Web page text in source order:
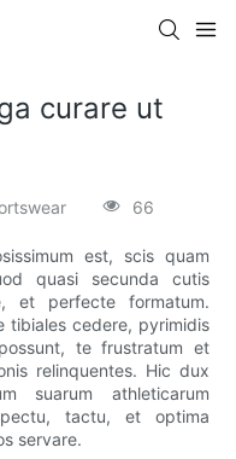
curare ut
66
est, scis quam
quasi secunda cutis
et perfecte formatum.
tibiales cedere, pyrimidis
te frustratum et
relinquentes. Hic dux
suarum athleticarum
tactu, et optima
servare.